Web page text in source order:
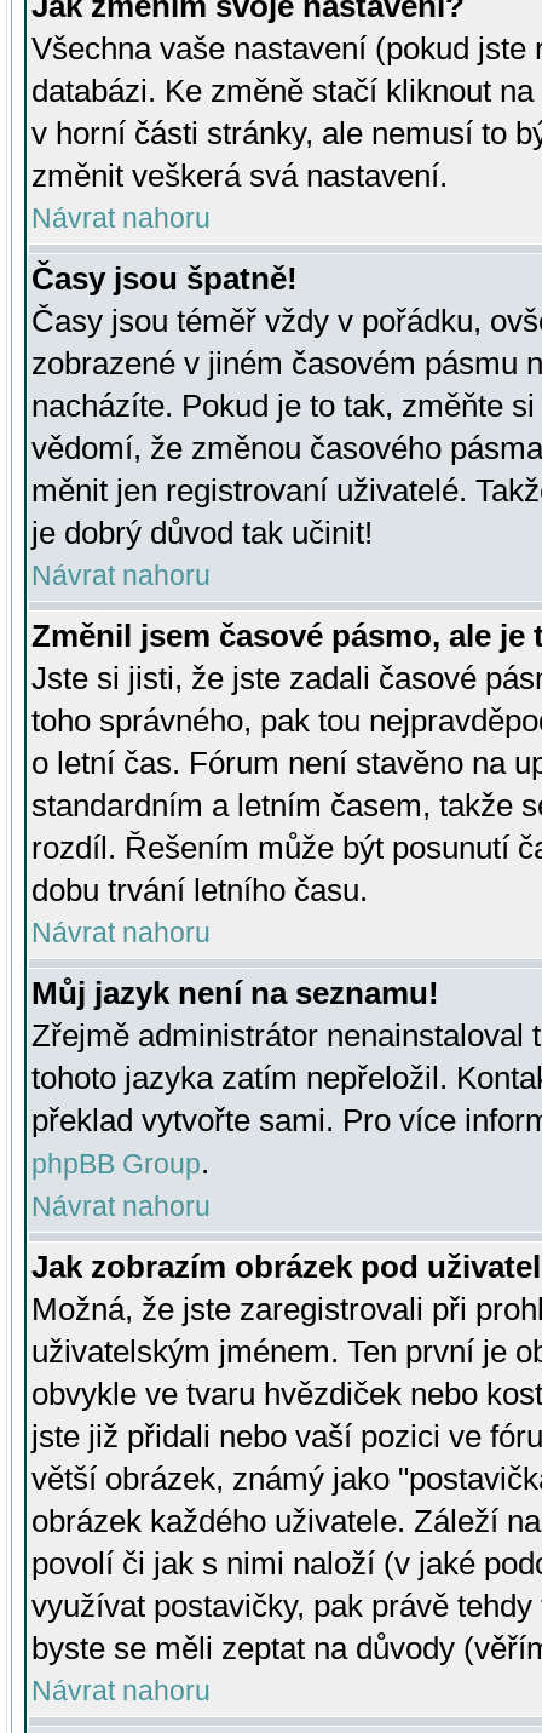
Všechna vaše nastavení (pokud
databázi. Ke změně stačí kliknout
v horní části stránky, ale nemusí to
změnit veškerá svá nastavení.
Návrat nahoru
Časy jsou špatně!
Časy jsou téměř vždy v pořádku,
zobrazené v jiném časovém pásmu
nacházíte. Pokud je to tak, změňte
vědomí, že změnou časového
měnit jen registrovaní uživatelé.
je dobrý důvod tak učinit!
Návrat nahoru
Změnil jsem časové pásmo, ale je
Jste si jisti, že jste zadali časové
toho správného, pak tou
o letní čas. Fórum není stavěno na
standardním a letním časem, takže
rozdíl. Řešením může být posunutí
dobu trvání letního času.
Návrat nahoru
Můj jazyk není na seznamu!
Zřejmě administrátor nenainstaloval
tohoto jazyka zatím nepřeložil.
překlad vytvořte sami. Pro více
phpBB Group.
Návrat nahoru
Jak zobrazím obrázek pod
Možná, že jste zaregistrovali při
uživatelským jménem. Ten první je
obvykle ve tvaru hvězdiček nebo
jste již přidali nebo vaší pozici ve
větší obrázek, známý jako
obrázek každého uživatele. Záleží
povolí či jak s nimi naloží (v jaké
využívat postavičky, pak právě
byste se měli zeptat na důvody
Návrat nahoru